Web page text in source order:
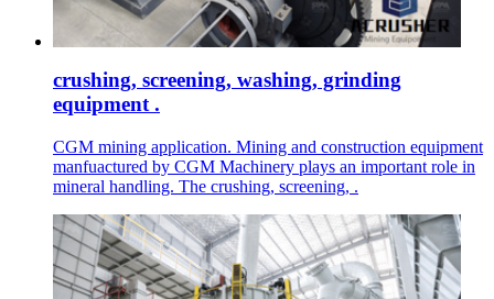
crushing, screening, washing, grinding
equipment .
CGM mining application. Mining and construction equipment
manfuactured by CGM Machinery plays an important role in
mineral handling. The crushing, screening, .